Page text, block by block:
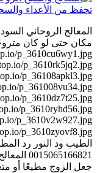
المعالج الروحاني
p_3610cu6wy1.jpg
p_3610rk5jq2.jpg
p_36108apkl3.jpg
p_361008vu34.jpg
p_3610dz7t25.jpg
p_3610ryhd56.jpg
p_3610v2w927.jpg
الطيب ود النور رد
جعل الزوج مطيعًا أو متعلقًا بزوجته